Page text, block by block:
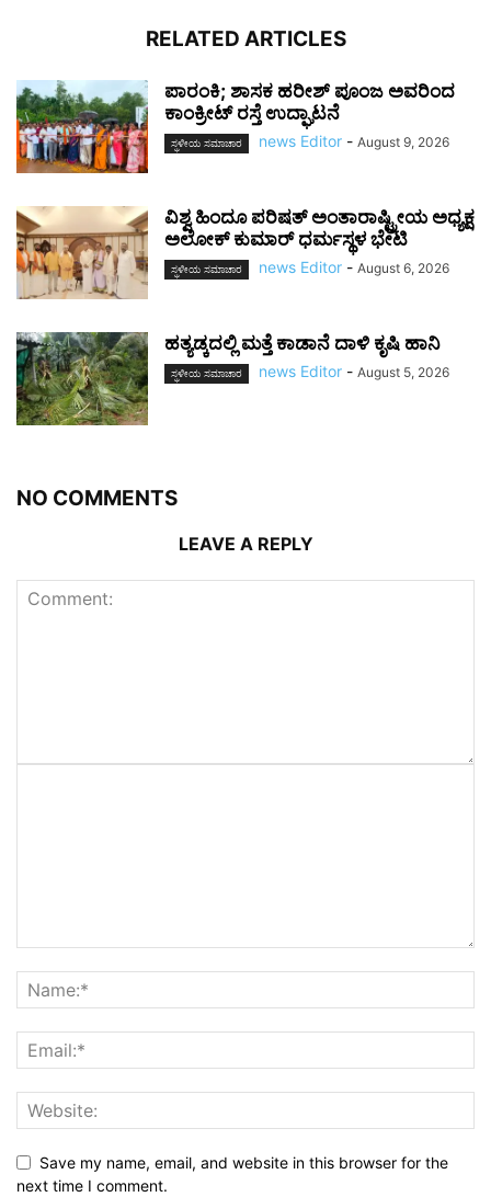
RELATED ARTICLES
ಪಾರಂಕಿ; ಶಾಸಕ ಹರೀಶ್ ಪೂಂಜ ಅವರಿಂದ
ಕಾಂಕ್ರೀಟ್ ರಸ್ತೆ ಉದ್ಘಾಟನೆ
ಸ್ಥಳೀಯ ಸಮಾಚಾರ news Editor - August 9, 2026
ವಿಶ್ವ ಹಿಂದೂ ಪರಿಷತ್ ಅಂತಾರಾಷ್ಟ್ರೀಯ ಅಧ್ಯಕ್ಷ
ಅಲೋಕ್ ಕುಮಾರ್ ಧರ್ಮಸ್ಥಳ ಭೇಟಿ
ಸ್ಥಳೀಯ ಸಮಾಚಾರ news Editor - August 6, 2026
ಹತ್ಯಡ್ಕದಲ್ಲಿ ಮತ್ತೆ ಕಾಡಾನೆ ದಾಳಿ ಕೃಷಿ ಹಾನಿ
ಸ್ಥಳೀಯ ಸಮಾಚಾರ news Editor - August 5, 2026
NO COMMENTS
LEAVE A REPLY
Save my name, email, and website in this browser for the
next time I comment.